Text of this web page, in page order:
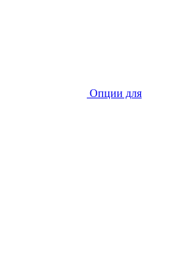
Опции для